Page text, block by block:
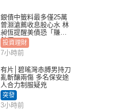
銀債中籤料最多僅25萬
曾淵滄薦收息股心水 林
昶恆提醒美債恐「賺息
蝕價」
投資理財
7小時前
有片│碧瑤灣赤膊男持刀
亂斬釀兩傷 多名保安途
人合力制服疑兇
突發
3小時前